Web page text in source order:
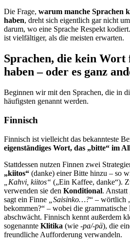
Die Frage, warum manche Sprachen
haben, dreht sich eigentlich gar nicht
darum, wo eine Sprache Respekt
ist vielfältiger, als die meisten erwarten.
Sprachen, die kein
haben – oder es ganz
Beginnen wir mit den Sprachen, die in
häufigsten genannt werden.
Finnisch
Finnisch ist vielleicht das bekannteste
eigenständiges Wort, das „bitte“ im
Stattdessen nutzen Finnen zwei
„kiitos“ (danke) einer Bitte hinzu – so
„Kahvi, kiitos“ („Ein Kaffee, danke“).
verwenden sie den Konditional. Anstatt
sagt ein Finne
„Saisinko…?“ – wörtlich
bekommen?“ – wobei die
abschwächt. Finnisch kennt außerdem
sogenannte Klitika (wie -pa/-pä), die
freundliche Aufforderung verwandeln.